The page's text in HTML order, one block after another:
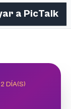
a PicTalk
2 DÍA(S)